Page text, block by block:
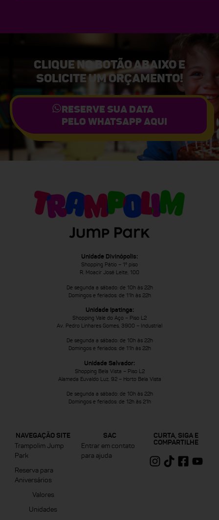
CLIQUE NO BOTÃO ABAIXOE
SOLICITE UM ORÇAMENTO!
RESERVE SUA DATA
PELO WHATSAPP AQUI
Unidade Divinópolis:
Shopping Pátio – 1º piso
R. Moacir José Leite, 100
De segunda a sábado: de 10h às 22h
Domingos e feriados: de 11h às 22h
Unidade Ipatinga:
Shopping Vale do Aço – Piso L2
Av. Pedro Linhares Gomes, 3900 – Industrial
De segunda a sábado: de 10h às 22h
Domingos e feriados: de 11h às 22h
Unidade Salvador:
Shopping Bela Vista – Piso L2
Alameda Euvaldo Luz, 92 – Horto Bela Vista
De segunda a sábado: de 10h às 22h
Domingos e feriados: de 12h às 21h
NAVEGAÇÃO SITE
Trampolim Jump
Park
Reserva para
Aniversários
Valores
Unidades
SAC
Entrar em contato
para ajuda
CURTA, SIGA E
COMPARTILHE